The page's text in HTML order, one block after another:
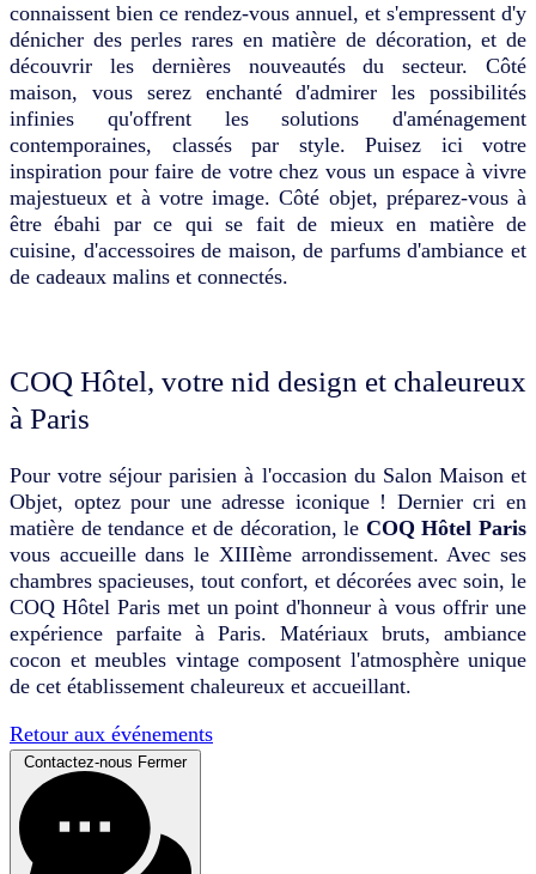
connaissent bien ce rendez-vous annuel, et s'empressent d'y
dénicher des perles rares en matière de décoration, et de
découvrir les dernières nouveautés du secteur. Côté
maison, vous serez enchanté d'admirer les possibilités
infinies qu'offrent les solutions d'aménagement
contemporaines, classés par style. Puisez ici votre
inspiration pour faire de votre chez vous un espace à vivre
majestueux et à votre image. Côté objet, préparez-vous à
être ébahi par ce qui se fait de mieux en matière de
cuisine, d'accessoires de maison, de parfums d'ambiance et
de cadeaux malins et connectés.
COQ Hôtel, votre nid design et chaleureux
à Paris
Pour votre séjour parisien à l'occasion du Salon Maison et
Objet, optez pour une adresse iconique ! Dernier cri en
matière de tendance et de décoration, le COQ Hôtel Paris
vous accueille dans le XIIIème arrondissement. Avec ses
chambres spacieuses, tout confort, et décorées avec soin, le
COQ Hôtel Paris met un point d'honneur à vous offrir une
expérience parfaite à Paris. Matériaux bruts, ambiance
cocon et meubles vintage composent l'atmosphère unique
de cet établissement chaleureux et accueillant.
Retour aux événements
Contactez-nous Fermer